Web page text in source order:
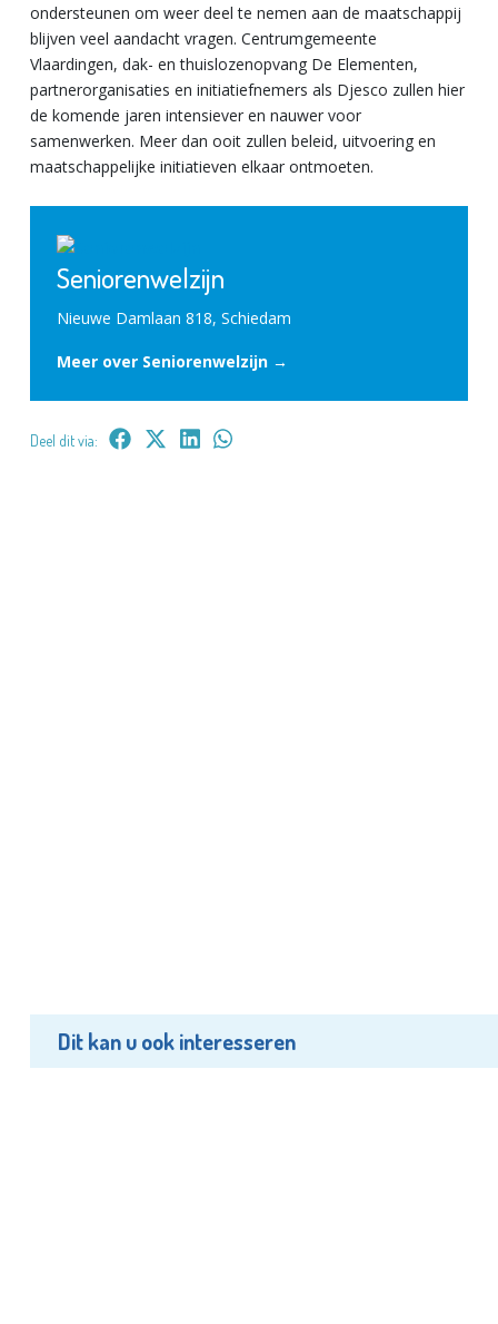
ondersteunen om weer deel te nemen aan de maatschappij
blijven veel aandacht vragen. Centrumgemeente
Vlaardingen, dak- en thuislozenopvang De Elementen,
partnerorganisaties en initiatiefnemers als Djesco zullen hier
de komende jaren intensiever en nauwer voor
samenwerken. Meer dan ooit zullen beleid, uitvoering en
maatschappelijke initiatieven elkaar ontmoeten.
Seniorenwelzijn
Nieuwe Damlaan 818, Schiedam
Meer over Seniorenwelzijn →
Deel dit via:
Dit kan u ook interesseren